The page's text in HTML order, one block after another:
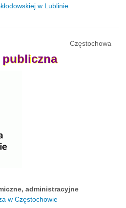
w Lublinie
Częstochowa
publiczna
administracyjne
w Częstochowie